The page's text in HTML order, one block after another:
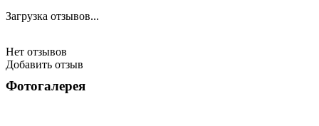
Загрузка отзывов...
Нет отзывов
Добавить отзыв
Фотогалерея